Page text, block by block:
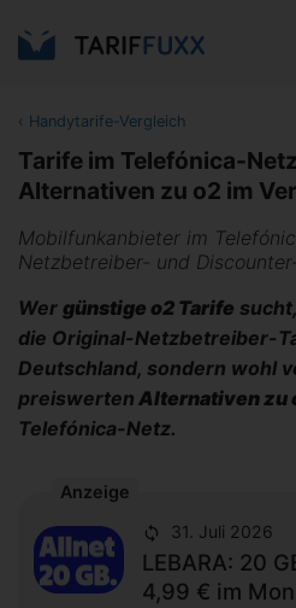
‹ Handytarife-Vergleich
Tarife im Telefónica-
Alternativen zu o2 im
Mobilfunkanbieter im
Netzbetreiber- und
Wer günstige o2 Tarife
die Original-Netzbetreiber-
Deutschland, sondern wohl
preiswerten Alternativen zu
Telefónica-Netz.
Anzeige
31. Juli 2026
LEBARA: 20
4,99 € im